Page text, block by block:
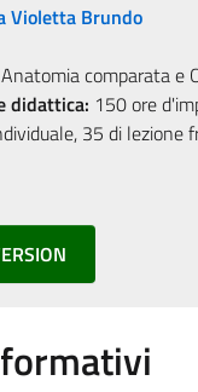
Violetta Brundo
comparata e
didattica: 150 ore
35 di lezione